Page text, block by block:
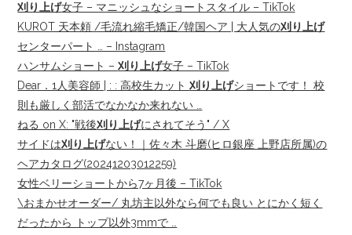
刈り上げ女子 – マニッシュなショートスタイル – TikTok
KUROT 天本頼 /毛流れ縮毛矯正/韓国ヘア | 大人気の刈り上げ
センターパート … – Instagram
ハンサムショート –刈り上げ女子 – TikTok
Dear．1人美容師 | : : 高校生カット刈り上げショートです！ 校
則も厳しく部活でなかなか来れない …
ねる on X: "戦後刈り上げにされてそう" / X
サイドは刈り上げない！｜佐々木 斗磨(ヒロ銀座 上野店所属)の
ヘアカタログ(20241203012259)
女性ベリーショートから7ヶ月後 – TikTok
\おまかせオーダー/ 丸坊主以外なら何でも良い とにかく短く
だったから トップ以外3mmで …